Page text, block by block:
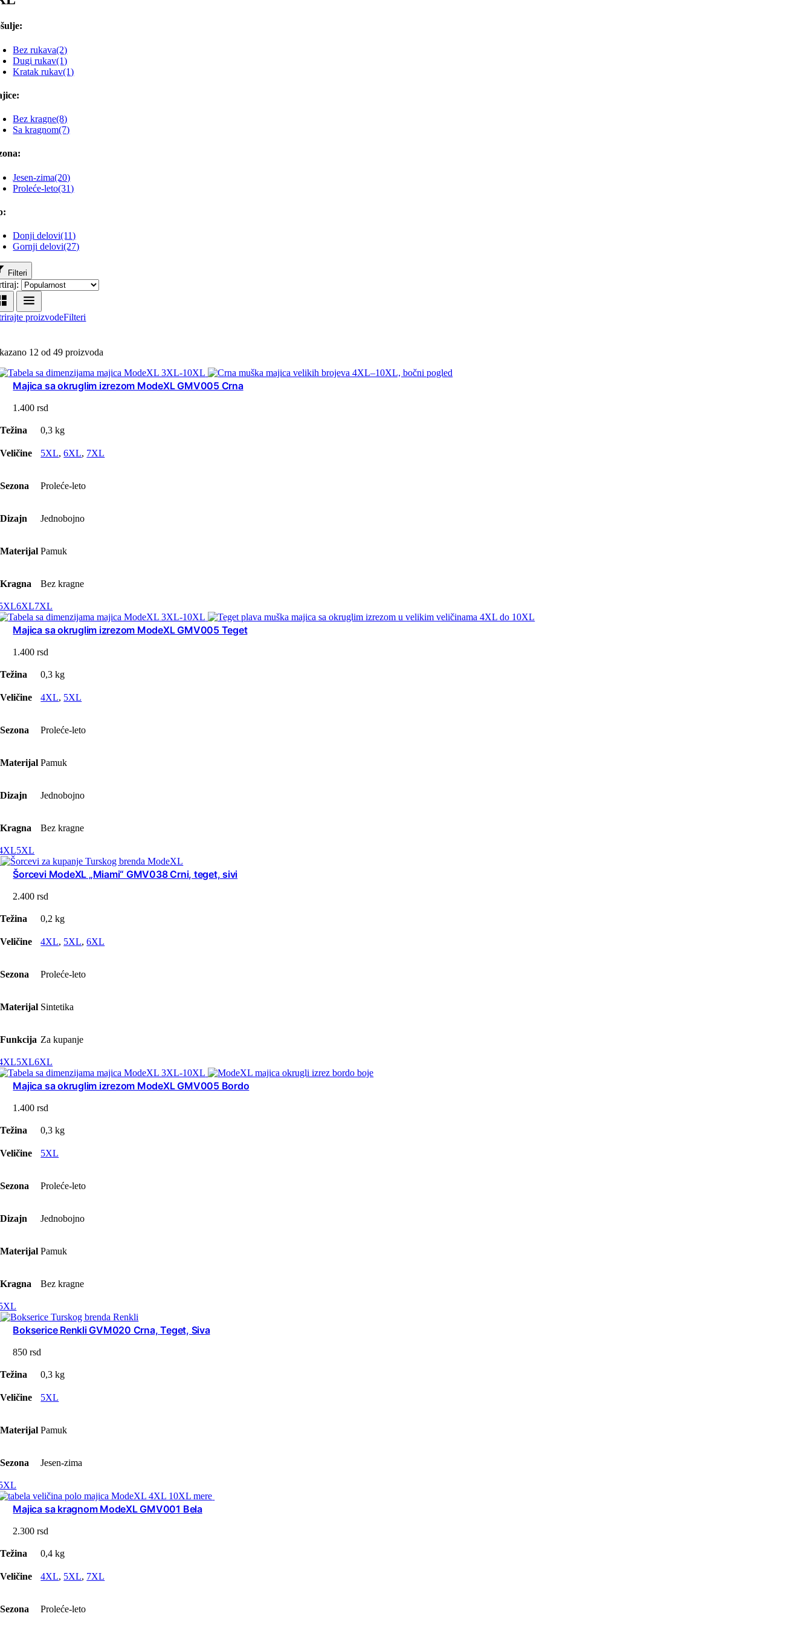
Bez rukava(2)
Dugi rukav(1)
Kratak rukav(1)
Bez kragne(8)
Sa kragnom(7)
Jesen-zima(20)
Proleće-leto(31)
Donji delovi(11)
Gornji delovi(27)
Filteri
proizvodeFilteri
12 od 49 proizvoda
Majica sa okruglim izrezom ModeXL GMV005 Crna
1.400rsd
Težina 0,3 kg
Veličine 5XL,6XL, 7XL
Sezona Proleće-leto
Dizajn Jednobojno
Materijal Pamuk
Kragna Bez kragne
6XL7XL
Majica sa okruglim izrezom ModeXL GMV005 Teget
1.400rsd
Težina 0,3 kg
Veličine 4XL, 5XL
Sezona Proleće-leto
Materijal Pamuk
Dizajn Jednobojno
Kragna Bez kragne
5XL
Šorcevi ModeXL „Miami“ GMV038 Crni, teget, sivi
2.400rsd
Težina 0,2 kg
Veličine 4XL, 5XL,6XL
Sezona Proleće-leto
Materijal Sintetika
Funkcija Za kupanje
5XL6XL
Majica sa okruglim izrezom ModeXL GMV005 Bordo
1.400rsd
Težina 0,3 kg
Veličine 5XL
Sezona Proleće-leto
Dizajn Jednobojno
Materijal Pamuk
Kragna Bez kragne
Bokserice Renkli GVM020 Crna, Teget, Siva
850rsd
Težina 0,3 kg
Veličine 5XL
Materijal Pamuk
Sezona Jesen-zima
Majica sa kragnom ModeXL GMV001 Bela
2.300rsd
Težina 0,4 kg
Veličine 4XL, 5XL, 7XL
Sezona Proleće-leto